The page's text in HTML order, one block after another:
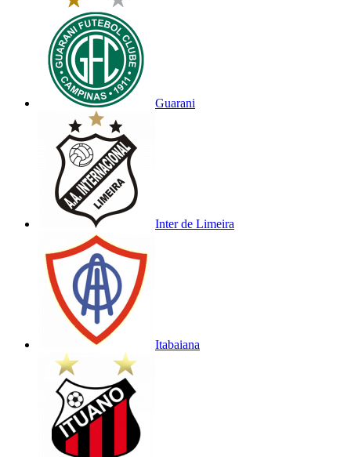
Guarani
Inter de Limeira
Itabaiana